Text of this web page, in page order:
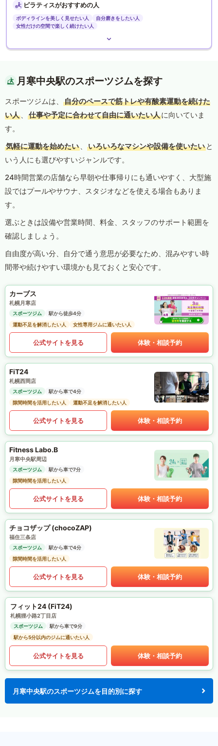
ピラティスがおすすめの人
ボディラインを美しく見せたい人
自分磨きをしたい人
女性だけの空間で楽しく続けたい人
月寒中央駅のスポーツジムを探す
スポーツジムは、
自分のペースで筋トレや有酸素運動を続けた
い人 、 仕事や予定に合わせて自由に通いたい人に向いていま
す。
気軽に運動を始めたい 、 いろいろなマシンや設備を使いたい と
いう人にも選びやすいジャンルです。
24時間営業の店舗なら早朝や仕事帰りにも通いやすく、大型施
設ではプールやサウナ、スタジオなどを使える場合もありま
す。
選ぶときは設備や営業時間、料金、スタッフのサポート範囲を
確認しましょう。
自由度が高い分、自分で通う意思が必要なため、混みやすい時
間帯や続けやすい環境かも見ておくと安心です。
カーブス
札幌月寒店
スポーツジム
駅から徒歩4分
運動不足を解消したい人
女性専用ジムに通いたい人
公式サイトを見る 体験・相談予約
FiT24
札幌西岡店
スポーツジム
駅から車で4分
隙間時間を活用したい人
運動不足を解消したい人
公式サイトを見る 体験・相談予約
Fitness Labo.B
月寒中央駅周辺
スポーツジム
駅から車で7分
隙間時間を活用したい人
公式サイトを見る 体験・相談予約
チョコザップ (chocoZAP)
福住三条店
スポーツジム
駅から車で4分
隙間時間を活用したい人
公式サイトを見る 体験・相談予約
フィット24 (FiT24)
札幌狸小路2丁目店
スポーツジム
駅から車で9分
駅から5分以内のジムに通いたい人
公式サイトを見る 体験・相談予約
月寒中央駅のスポーツジムを目的別に探す